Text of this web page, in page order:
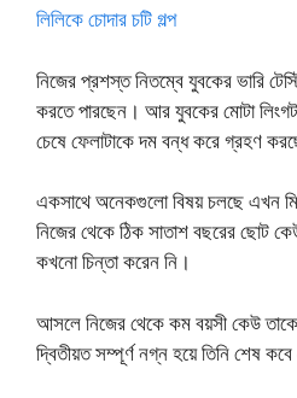
লিলিকে চোদার চটি গল্প
নিজের প্রশস্ত নিতম্বে যুবকের ভারি
করতে পারছেন। আর যুবকের মোটা
চেষে ফেলাটাকে দম বন্ধ করে গ্রহণ
একসাথে অনেকগুলো বিষয় চলছে এখন
নিজের থেকে ঠিক সাতাশ বছরের ছোট
কখনো চিন্তা করেন নি।
আসলে নিজের থেকে কম বয়সী কেউ
দ্বিতীয়ত সম্পূর্ণ নগ্ন হয়ে তিনি শেষ